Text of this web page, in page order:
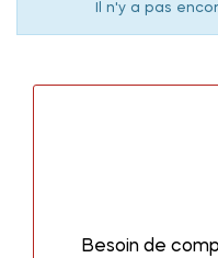
Il n'y a pas
Besoin de